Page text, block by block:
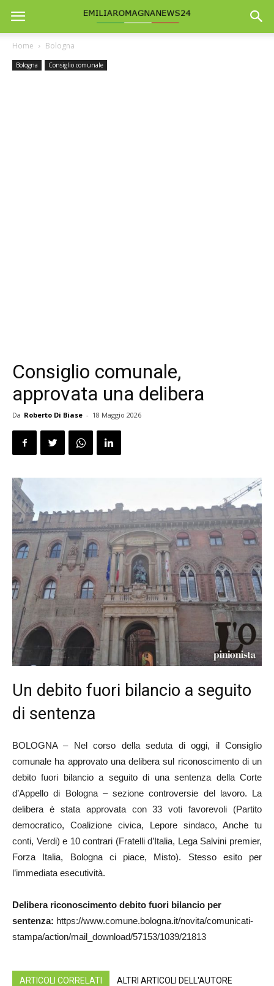
Home Bologna
Bologna Consiglio comunale
Consiglio comunale,
approvata una delibera
Da Roberto Di Biase - 18 Maggio 2026
Un debito fuori bilancio a seguito
di sentenza
BOLOGNA – Nel corso della seduta di oggi, il Consiglio
comunale ha approvato una delibera sul riconoscimento di un
debito fuori bilancio a seguito di una sentenza della Corte
d’Appello di Bologna – sezione controversie del lavoro. La
delibera è stata approvata con 33 voti favorevoli (Partito
democratico, Coalizione civica, Lepore sindaco, Anche tu
conti, Verdi) e 10 contrari (Fratelli d’Italia, Lega Salvini premier,
Forza Italia, Bologna ci piace, Misto). Stesso esito per
l’immediata esecutività.
Delibera riconoscimento debito fuori bilancio per
sentenza: https://www.comune.bologna.it/novita/comunicati-
stampa/action/mail_download/57153/1039/21813
ARTICOLI CORRELATI ALTRI ARTICOLI DELL'AUTORE